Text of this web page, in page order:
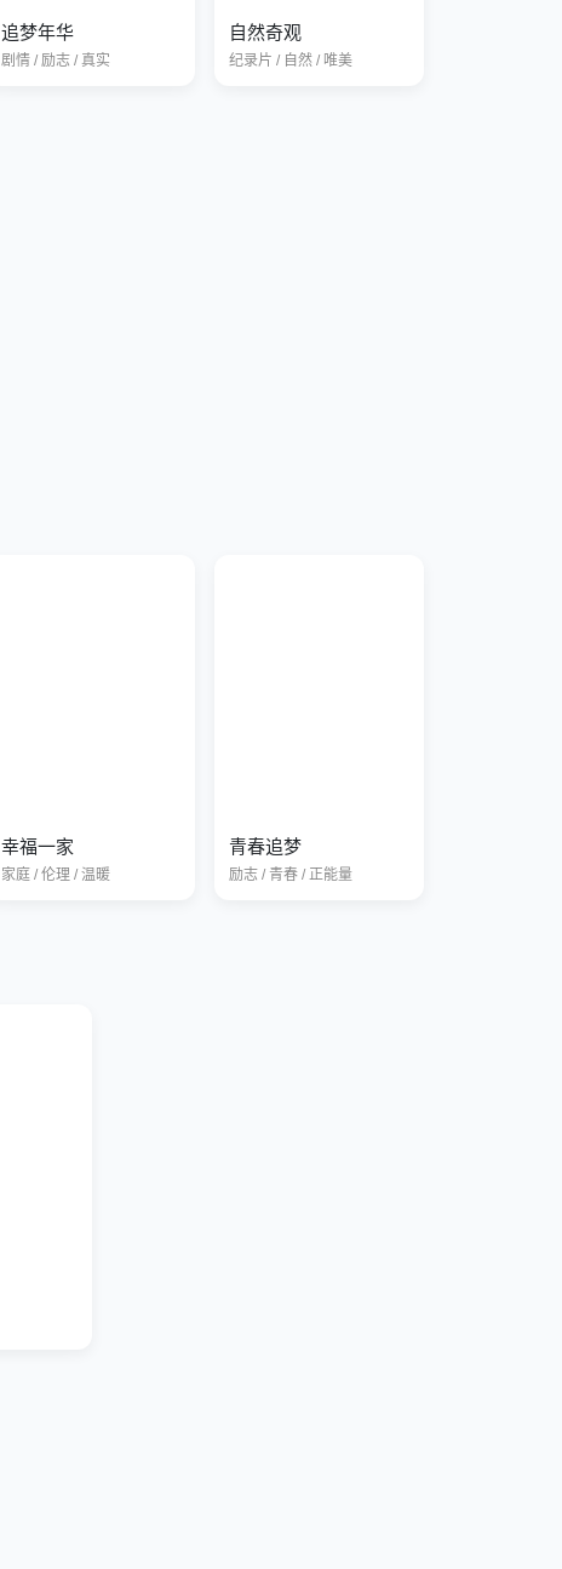
追梦年华
剧情 / 励志 / 真实
自然奇观
纪录片 / 自然 / 唯美
幸福一家
家庭 / 伦理 / 温暖
青春追梦
励志 / 青春 / 正能量